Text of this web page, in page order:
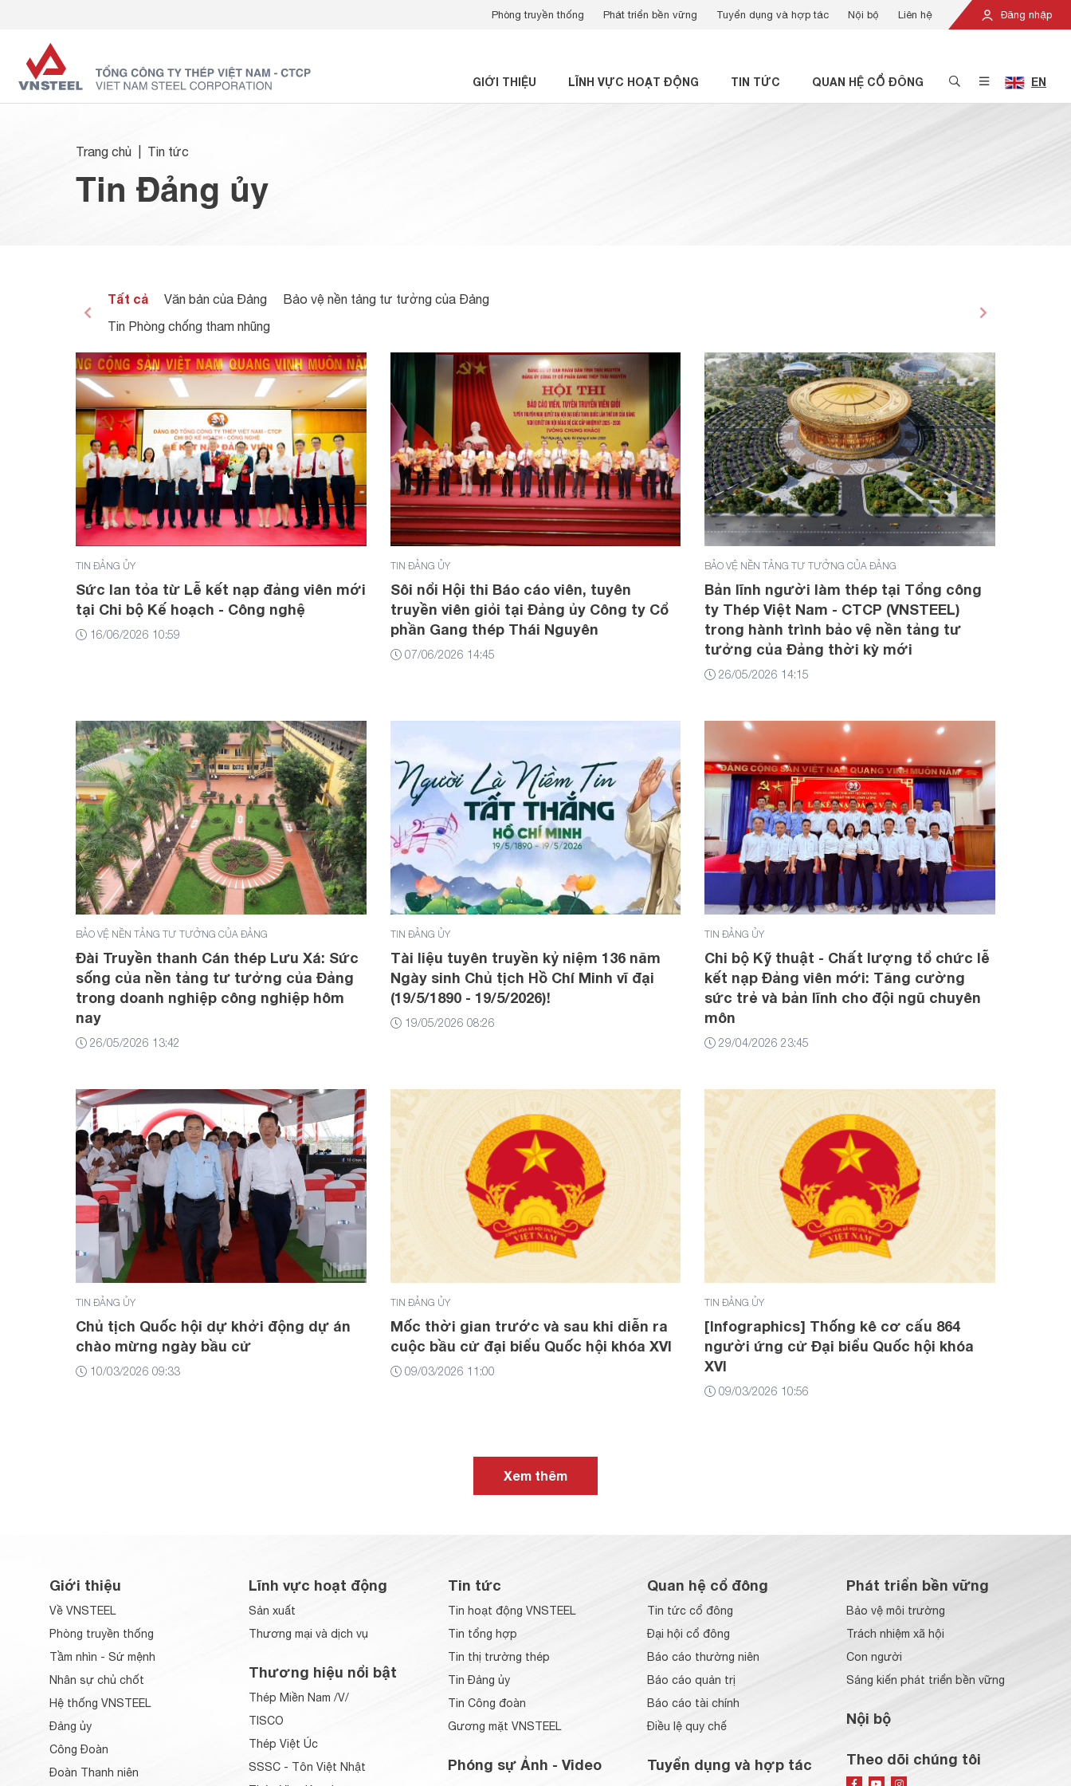
Đăng nhập
Phòng truyền thống Phát triển bền vững Tuyển dụng và hợp tác Nội bộ Liên hệ
GIỚI THIỆU LĨNH VỰC HOẠT ĐỘNG TIN TỨC QUAN HỆ CỔ ĐÔNG EN
Trang chủ Tin tức
Tin Đảng ủy
Tất cả Văn bản của Đảng
Bảo vệ nền tảng tư tưởng của Đảng
Tin Phòng chống tham nhũng
TIN ĐẢNG ỦY
Sức lan tỏa từ Lễ kết nạp đảng viên mới
tại Chi bộ Kế hoạch - Công nghệ
16/06/2026 10:59
TIN ĐẢNG ỦY
Sôi nổi Hội thi Báo cáo viên, tuyên
truyền viên giỏi tại Đảng ủy Công ty Cổ
phần Gang thép Thái Nguyên
07/06/2026 14:45
BẢO VỆ NỀN TẢNG TƯ TƯỞNG CỦA ĐẢNG
Bản lĩnh người làm thép tại Tổng công
ty Thép Việt Nam - CTCP (VNSTEEL)
trong hành trình bảo vệ nền tảng tư
tưởng của Đảng thời kỳ mới
26/05/2026 14:15
BẢO VỆ NỀN TẢNG TƯ TƯỞNG CỦA ĐẢNG
Đài Truyền thanh Cán thép Lưu Xá: Sức
sống của nền tảng tư tưởng của Đảng
trong doanh nghiệp công nghiệp hôm
nay
26/05/2026 13:42
TIN ĐẢNG ỦY
Tài liệu tuyên truyền kỷ niệm 136 năm
Ngày sinh Chủ tịch Hồ Chí Minh vĩ đại
(19/5/1890 - 19/5/2026)!
19/05/2026 08:26
TIN ĐẢNG ỦY
Chi bộ Kỹ thuật - Chất lượng tổ chức lễ
kết nạp Đảng viên mới: Tăng cường
sức trẻ và bản lĩnh cho đội ngũ chuyên
môn
29/04/2026 23:45
TIN ĐẢNG ỦY
Chủ tịch Quốc hội dự khởi động dự án
chào mừng ngày bầu cử
10/03/2026 09:33
TIN ĐẢNG ỦY
Mốc thời gian trước và sau khi diễn ra
cuộc bầu cử đại biểu Quốc hội khóa XVI
09/03/2026 11:00
TIN ĐẢNG ỦY
[Infographics] Thống kê cơ cấu 864
người ứng cử Đại biểu Quốc hội khóa
XVI
09/03/2026 10:56
Xem thêm
Giới thiệu
Về VNSTEEL
Phòng truyền thống
Tầm nhìn - Sứ mệnh
Nhân sự chủ chốt
Hệ thống VNSTEEL
Đảng ủy
Công Đoàn
Đoàn Thanh niên
Lĩnh vực hoạt động
Sản xuất
Thương mại và dịch vụ
Thương hiệu nổi bật
Thép Miền Nam /V/
TISCO
Thép Việt Úc
SSSC - Tôn Việt Nhật
Tin tức
Tin hoạt động VNSTEEL
Tin tổng hợp
Tin thị trường thép
Tin Đảng ủy
Tin Công đoàn
Gương mặt VNSTEEL
Phóng sự Ảnh - Video
Quan hệ cổ đông
Tin tức cổ đông
Đại hội cổ đông
Báo cáo thường niên
Báo cáo quản trị
Báo cáo tài chính
Điều lệ quy chế
Tuyển dụng và hợp tác
Phát triển bền vững
Bảo vệ môi trường
Trách nhiệm xã hội
Con người
Sáng kiến phát triển bền vững
Nội bộ
Theo dõi chúng tôi